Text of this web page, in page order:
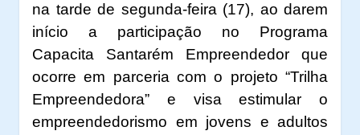
na tarde de segunda-feira (17), ao darem
início a participação no Programa
Capacita Santarém Empreendedor que
ocorre em parceria com o projeto “Trilha
Empreendedora” e visa estimular o
empreendedorismo em jovens e adultos